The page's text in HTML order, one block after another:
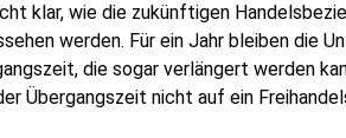
klar, wie die zukünftigen
werden. Für ein Jahr bleiben die
die sogar verlängert werden
Übergangszeit nicht auf ein